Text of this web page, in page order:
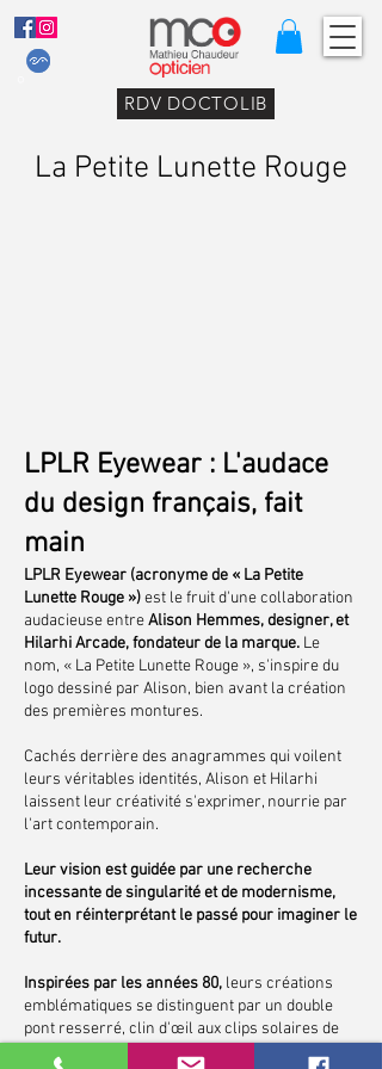
RDV DOCTOLIB
La Petite Lunette Rouge
LPLR Eyewear : L'audace
du design français, fait
main
LPLR Eyewear (acronyme de « La Petite
Lunette Rouge »)est le fruit d'une collaboration
audacieuse entreAlison Hemmes, designer, et
Hilarhi Arcade, fondateur de la marque. Le
nom, « La Petite Lunette Rouge », s'inspire du
logo dessiné par Alison, bien avant la création
des premières montures.
Cachés derrière des anagrammes qui voilent
leurs véritables identités, Alison et Hilarhi
laissent leur créativité s'exprimer, nourrie par
l'art contemporain.
Leur vision est guidée par une recherche
incessante de singularité et de modernisme,
tout en réinterprétant le passé pour imaginer le
futur.
Inspirées par les années 80, leurs créations
emblématiques se distinguent par un double
pont resserré, clin d'œil aux clips solaires de
cette époque.